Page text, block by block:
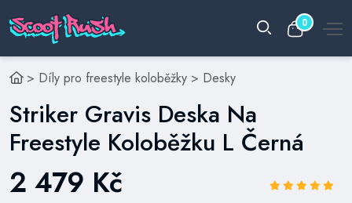
0
> Díly pro freestyle koloběžky > Desky
Striker Gravis Deska Na
Freestyle Koloběžku L Černá
2 479 Kč